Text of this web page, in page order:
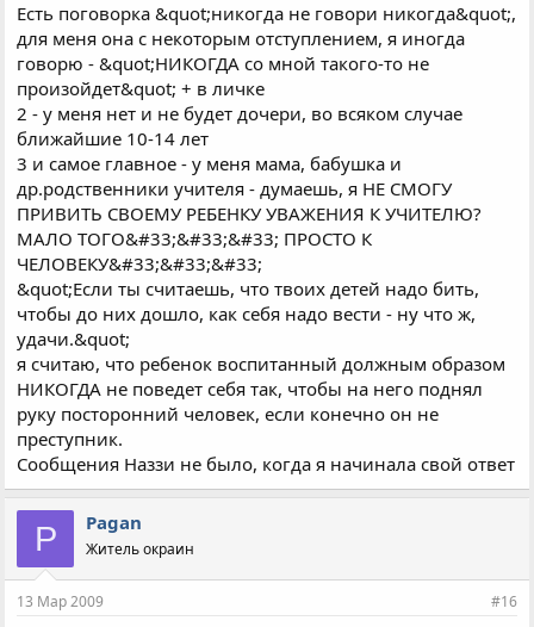
Есть поговорка &quot;никогда не говори никогда&quot;,
для меня она с некоторым отступлением, я иногда
говорю - &quot;НИКОГДА со мной такого-то не
произойдет&quot; + в личке
2 - у меня нет и не будет дочери, во всяком случае
ближайшие 10-14 лет
3 и самое главное - у меня мама, бабушка и
др.родственники учителя - думаешь, я НЕ СМОГУ
ПРИВИТЬ СВОЕМУ РЕБЕНКУ УВАЖЕНИЯ К УЧИТЕЛЮ?
МАЛО ТОГО&#33;&#33;&#33; ПРОСТО К
ЧЕЛОВЕКУ&#33;&#33;&#33;
&quot;Если ты считаешь, что твоих детей надо бить,
чтобы до них дошло, как себя надо вести - ну что ж,
удачи.&quot;
я считаю, что ребенок воспитанный должным образом
НИКОГДА не поведет себя так, чтобы на него поднял
руку посторонний человек, если конечно он не
преступник.
Сообщения Наззи не было, когда я начинала свой ответ
P Pagan
Житель окраин
13 Мар 2009 #16